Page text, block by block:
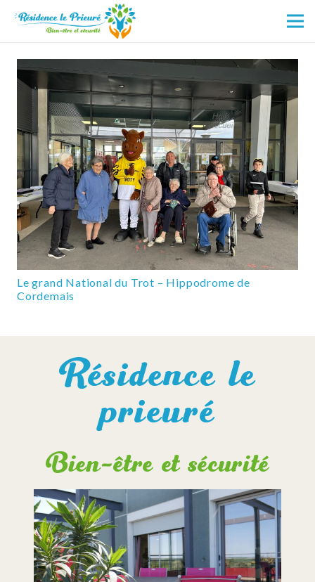
Le grand National du Trot – Hippodrome de
Cordemais
Résidence le
prieuré
Bien-être et sécurité